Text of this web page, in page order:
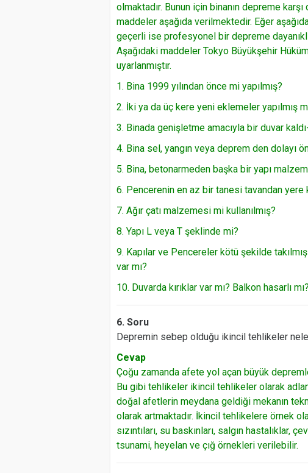
olmaktadır. Bunun için binanın depreme
maddeler aşağıda verilmektedir. Eğer
geçerli ise profesyonel bir depreme
Aşağıdaki maddeler Tokyo Büyükşehir
uyarlanmıştır.
1. Bina 1999 yılından önce mi yapılmış?
2. İki ya da üç kere yeni eklemeler yapılmış
3. Binada genişletme amacıyla bir duvar
4. Bina sel, yangın veya deprem den dolayı
5. Bina, betonarmeden başka bir yapı
6. Pencerenin en az bir tanesi tavandan yere
7. Ağır çatı malzemesi mi kullanılmış?
8. Yapı L veya T şeklinde mi?
9. Kapılar ve Pencereler kötü şekilde
var mı?
10. Duvarda kırıklar var mı? Balkon hasarlı mı?
6. Soru
Depremin sebep olduğu ikincil tehlikeler
Cevap
Çoğu zamanda afete yol açan büyük
Bu gibi tehlikeler ikincil tehlikeler olarak
doğal afetlerin meydana geldiği mekanın
olarak artmaktadır. İkincil tehlikelere örnek
sızıntıları, su baskınları, salgın hastalıklar,
tsunami, heyelan ve çığ örnekleri verilebilir.